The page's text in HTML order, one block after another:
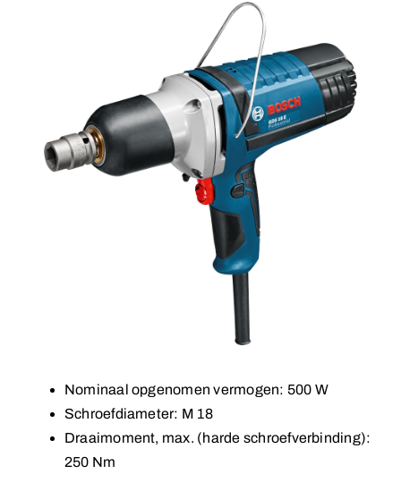
Nominaal opgenomen vermogen: 500 W
Schroefdiameter: M 18
Draaimoment, max. (harde schroefverbinding):
250 Nm